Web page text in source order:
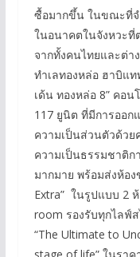
ซื้อมากขึ้น ในขณะที่
ในอนาคตในจังหวะ
จากทั้งคนไทยและต่า
ทำเลทองหล่อ ฮาบิแท
เด้น ทองหล่อ 8” คอ
117 ยูนิต ที่มีการออก
ความเป็นส่วนตัวด้ว
ความเป็นธรรมชาติ
มากมาย พร้อมส่งห้อ
Extra” ในรูปแบบ 2
room รองรับทุกไลฟ์
“The Ultimate to
stage of life” ในรา